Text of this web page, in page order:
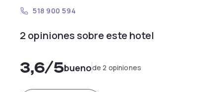
518 900 594
2 opiniones sobre este hotel
3,6/5buenode 2 opiniones